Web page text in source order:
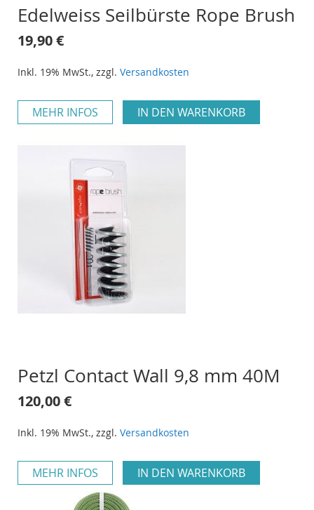
Edelweiss Seilbürste Rope Brush
19,90 €
Inkl. 19% MwSt., zzgl. Versandkosten
MEHR INFOS IN DEN WARENKORB
Petzl Contact Wall 9,8 mm 40M
120,00 €
Inkl. 19% MwSt., zzgl. Versandkosten
MEHR INFOS IN DEN WARENKORB